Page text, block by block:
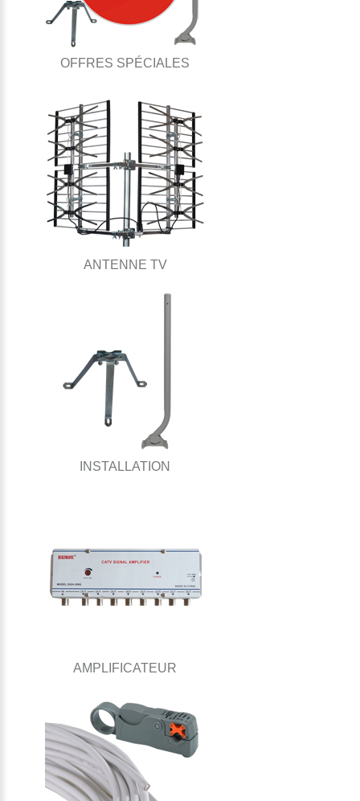
OFFRES SPÉCIALES
ANTENNE TV
INSTALLATION
AMPLIFICATEUR